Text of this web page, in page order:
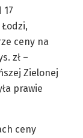
17
ceny na
zł –
Zielonej
prawie
ceny